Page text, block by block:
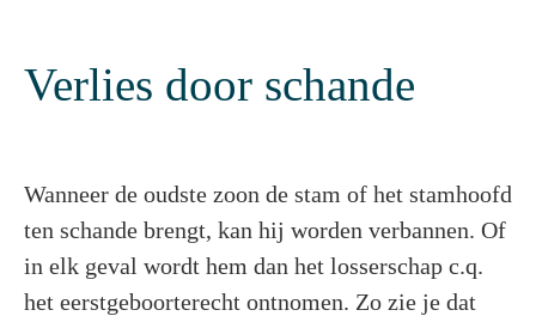
Verlies door schande
Wanneer de oudste zoon de stam of het stamhoofd
ten schande brengt, kan hij worden verbannen. Of
in elk geval wordt hem dan het losserschap c.q.
het eerstgeboorterecht ontnomen. Zo zie je dat